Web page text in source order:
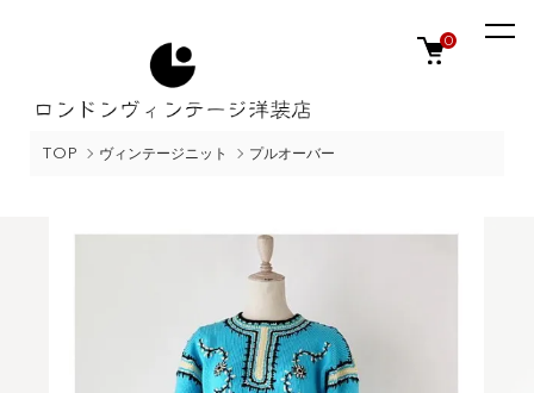
0
TOP ヴィンテージニット プルオーバー